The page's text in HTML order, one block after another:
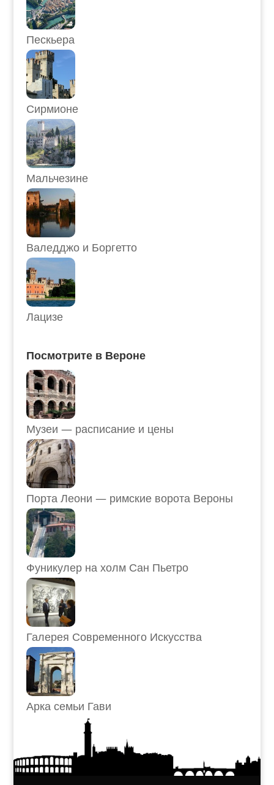
Пескьера
Сирмионе
Мальчезине
Валедджо и Боргетто
Лацизе
Посмотрите в Вероне
Музеи — расписание и цены
Порта Леони — римские ворота Вероны
Фуникулер на холм Сан Пьетро
Галерея Современного Искусства
Арка семьи Гави